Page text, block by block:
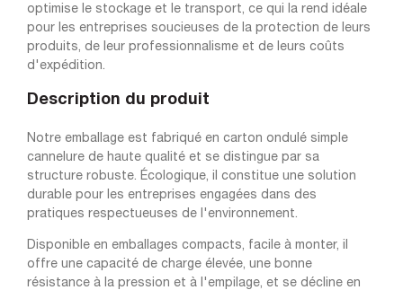
optimise le stockage et le transport, ce qui la rend idéale
pour les entreprises soucieuses de la protection de leurs
produits, de leur professionnalisme et de leurs coûts
d'expédition.
Description du produit
Notre emballage est fabriqué en carton ondulé simple
cannelure de haute qualité et se distingue par sa
structure robuste. Écologique, il constitue une solution
durable pour les entreprises engagées dans des
pratiques respectueuses de l'environnement.
Disponible en emballages compacts, facile à monter, il
offre une capacité de charge élevée, une bonne
résistance à la pression et à l'empilage, et se décline en